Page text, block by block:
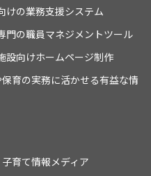
けの業務支援システム
門の職員マネジメントツール
設向けホームページ制作
育の実務に活かせる有益な情
子育て情報メディア